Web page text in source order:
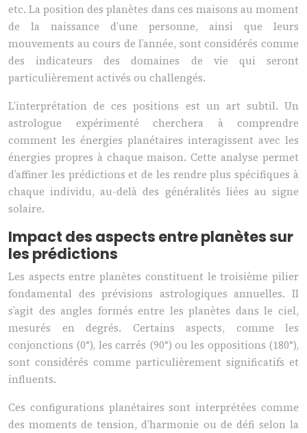
etc. La position des planètes dans ces maisons au moment
de la naissance d’une personne, ainsi que leurs
mouvements au cours de l’année, sont considérés comme
des indicateurs des domaines de vie qui seront
particulièrement activés ou challengés.
L’interprétation de ces positions est un art subtil. Un
astrologue expérimenté cherchera à comprendre
comment les énergies planétaires interagissent avec les
énergies propres à chaque maison. Cette analyse permet
d’affiner les prédictions et de les rendre plus spécifiques à
chaque individu, au-delà des généralités liées au signe
solaire.
Impact des aspects entre planètes sur
les prédictions
Les aspects entre planètes constituent le troisième pilier
fondamental des prévisions astrologiques annuelles. Il
s’agit des angles formés entre les planètes dans le ciel,
mesurés en degrés. Certains aspects, comme les
conjonctions (0°), les carrés (90°) ou les oppositions (180°),
sont considérés comme particulièrement significatifs et
influents.
Ces configurations planétaires sont interprétées comme
des moments de tension, d’harmonie ou de défi selon la